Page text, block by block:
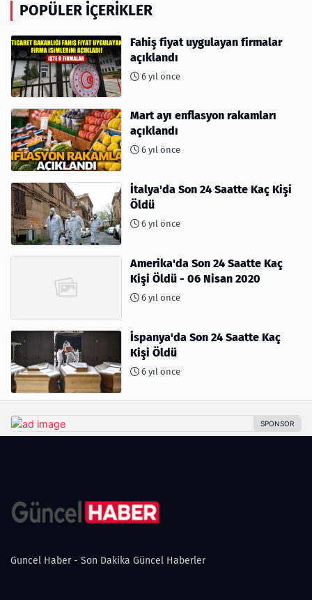
POPÜLER İÇERIKLER
Fahiş fiyat uygulayan firmalar
açıklandı
6 yıl önce
Mart ayı enflasyon rakamları
açıklandı
6 yıl önce
İtalya'da Son 24 Saatte Kaç Kişi
Öldü
6 yıl önce
Amerika'da Son 24 Saatte Kaç
Kişi Öldü - 06 Nisan 2020
6 yıl önce
İspanya'da Son 24 Saatte Kaç
Kişi Öldü
6 yıl önce
Guncel Haber - Son Dakika Güncel Haberler